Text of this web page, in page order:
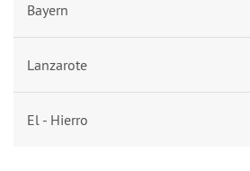
Bayern
Lanzarote
El - Hierro